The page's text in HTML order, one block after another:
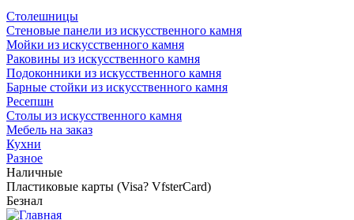
Столешницы
Стеновые панели из искусственного камня
Мойки из искусственного камня
Раковины из искусственного камня
Подоконники из искусственного камня
Барные стойки из искусственного камня
Ресепшн
Cтолы из искусственного камня
Мебель на заказ
Кухни
Разное
Наличные
Пластиковые карты (Visa? VfsterCard)
Безнал